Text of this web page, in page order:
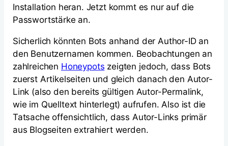
Installation heran. Jetzt kommt es nur auf die
Passwortstärke an.
Sicherlich könnten Bots anhand der Author-ID an
den Benutzernamen kommen. Beobachtungen an
zahlreichen Honeypots zeigten jedoch, dass Bots
zuerst Artikelseiten und gleich danach den Autor-
Link (also den bereits gültigen Autor-Permalink,
wie im Quelltext hinterlegt) aufrufen. Also ist die
Tatsache offensichtlich, dass Autor-Links primär
aus Blogseiten extrahiert werden.